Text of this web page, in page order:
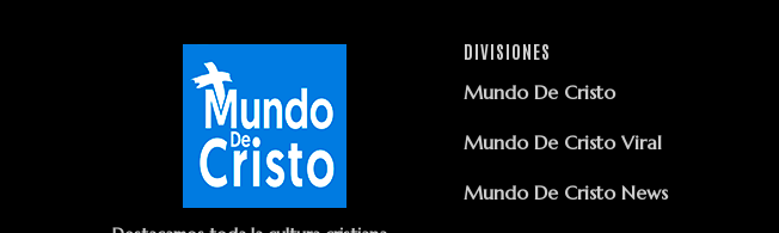
DIVISIONES
Mundo De Cristo
Mundo De Cristo Viral
Mundo De Cristo News